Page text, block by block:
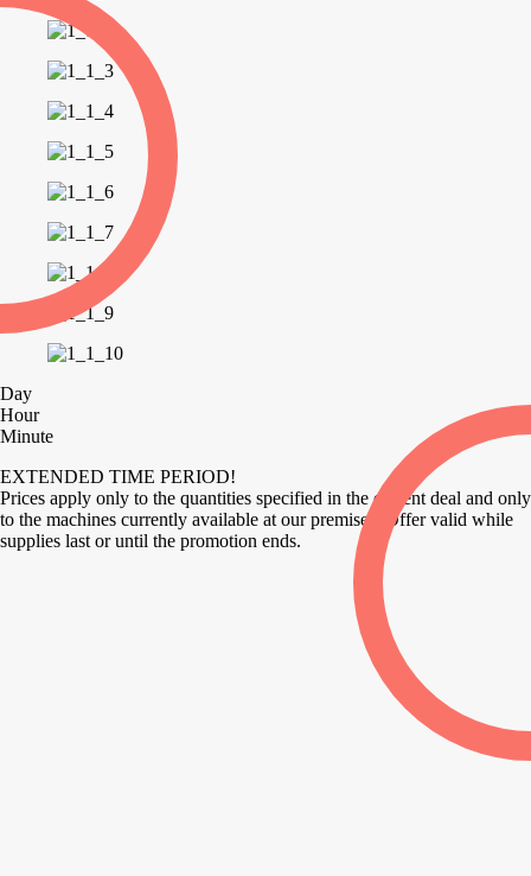
Day
Hour
Minute
EXTENDED TIME PERIOD!
Prices apply only to the quantities specified in the current deal and only
to the machines currently available at our premises. Offer valid while
supplies last or until the promotion ends.